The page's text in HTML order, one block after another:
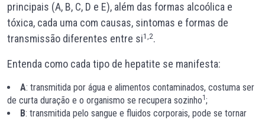
principais (A, B, C, D e E), além das formas alcoólica e
tóxica, cada uma com causas, sintomas e formas de
transmissão diferentes entre si1,2.
Entenda como cada tipo de hepatite se manifesta:
A: transmitida por água e alimentos contaminados, costuma ser
de curta duração e o organismo se recupera sozinho1;
B: transmitida pelo sangue e fluidos corporais, pode se tornar